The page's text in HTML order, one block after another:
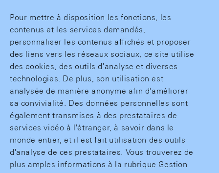
Pour mettre à disposition les fonctions, les
contenus et les services demandés,
personnaliser les contenus affichés et proposer
des liens vers les réseaux sociaux, ce site utilise
des cookies, des outils d'analyse et diverses
technologies. De plus, son utilisation est
analysée de manière anonyme afin d'améliorer
sa convivialité. Des données personnelles sont
également transmises à des prestataires de
services vidéo à l'étranger, à savoir dans le
monde entier, et il est fait utilisation des outils
d'analyse de ces prestataires. Vous trouverez de
plus amples informations à la rubrique Gestion